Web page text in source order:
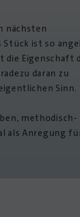
nächsten
Stück ist so
die Eigenschaft
daran zu
Sinn.
methodisch-
als Anregung